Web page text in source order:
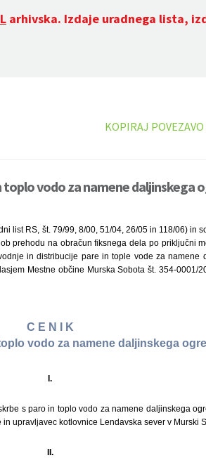
arhivska. Izdaje uradnega lista,
KOPIRAJ POVEZAVO
vodo za namene daljinskega
list RS, št. 79/99, 8/00, 51/04, 26/05 in 118/06) in
prehodu na obračun fiksnega dela po priključni
in distribucije pare in tople vode za namene
Mestne občine Murska Sobota št. 354-0001/
C E N I K
vodo za namene daljinskega
I.
s paro in toplo vodo za namene daljinskega
upravljavec kotlovnice Lendavska sever v Murski
II.